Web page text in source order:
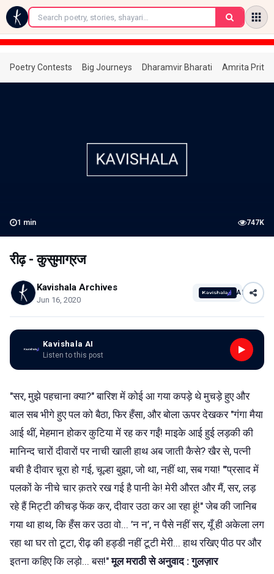
←
Poetry Contests Big Journeys Dharamvir Bharati Amrita
1 min 747K
रीढ़ - कुसुमाग्रज
Kavishala Archives
Jun 16, 2020
AI
Kavishala AI
Listen to this post
"सर, मुझे पहचाना क्या?" बारिश में कोई आ गया कपड़े थे मुचड़े हुए और
बाल सब भीगे हुए पल को बैठा, फिर हँसा, और बोला ऊपर देखकर "गंगा मैया
आई थीं, मेहमान होकर कुटिया में रह कर गईं! माइके आई हुई लड़की की
मानिन्द चारों दीवारों पर नाची खाली हाथ अब जाती कैसे? खैर से, पत्नी
बची है दीवार चूरा हो गई, चूल्हा बुझा, जो था, नहीं था, सब गया! "’प्रसाद में
पलकों के नीचे चार क़तरे रख गई है पानी के! मेरी औरत और मैं, सर, लड़
रहे हैं मिट्टी कीचड़ फेंक कर, दीवार उठा कर आ रहा हूं!" जेब की जानिब
गया था हाथ, कि हँस कर उठा वो... ’न न’, न पैसे नहीं सर, यूँ ही अकेला लग
रहा था घर तो टूटा, रीढ़ की हड्डी नहीं टूटी मेरी... हाथ रखिए पीठ पर और
इतना कहिए कि लड़ो... बस!"मूल मराठी से अनुवाद : गुलज़ार